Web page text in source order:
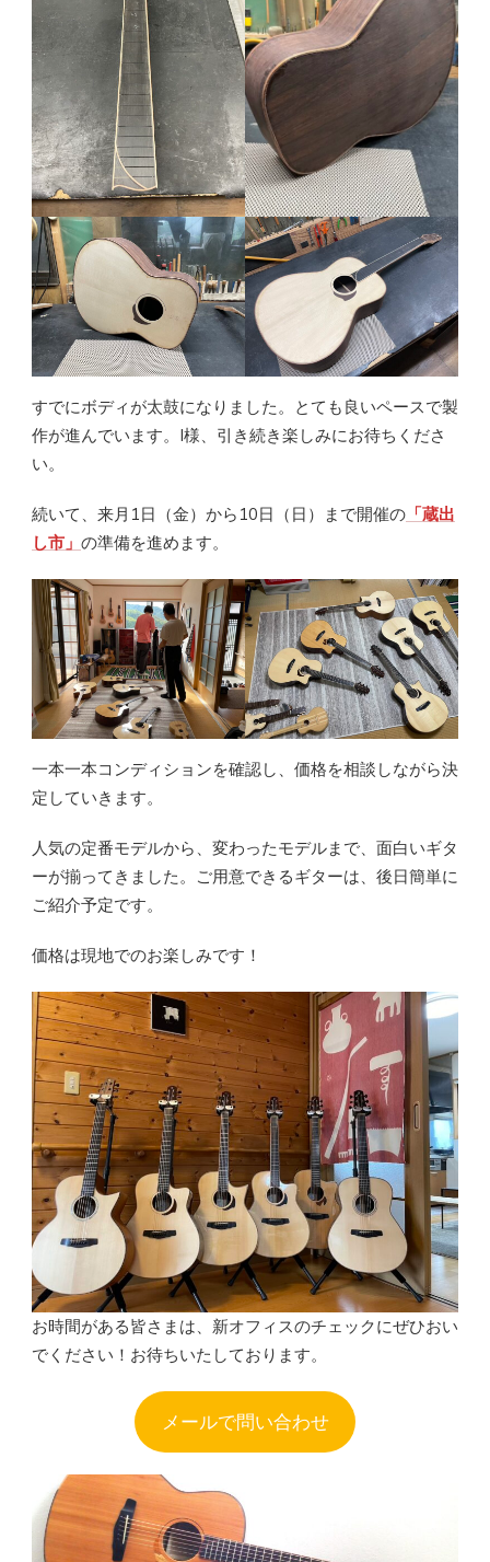
すでにボディが太鼓になりました。とても良いペースで製
作が進んでいます。I様、引き続き楽しみにお待ちくださ
い。
続いて、来月1日（金）から10日（日）まで開催の 「蔵出
し市」 の準備を進めます。
一本一本コンディションを確認し、価格を相談しながら決
定していきます。
人気の定番モデルから、変わったモデルまで、面白いギタ
ーが揃ってきました。ご用意できるギターは、後日簡単に
ご紹介予定です。
価格は現地でのお楽しみです！
お時間がある皆さまは、新オフィスのチェックにぜひおい
でください！お待ちいたしております。
メールで問い合わせ